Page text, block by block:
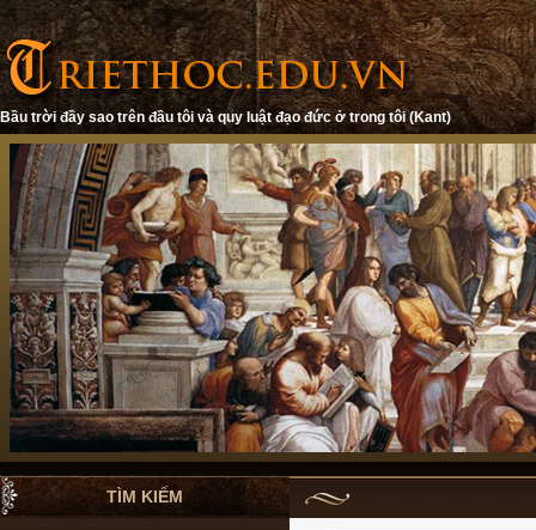
Bầu trời đầy sao trên đầu tôi và quy luật đạo đức ở trong tôi (Kant)
TÌM KIẾM